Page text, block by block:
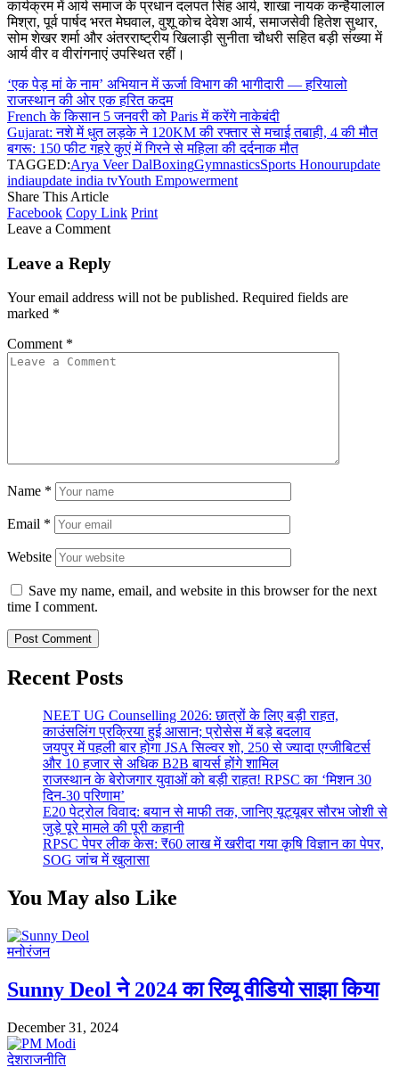
कार्यक्रम में आर्य समाज के प्रधान दलपत सिंह आर्य, शाखा नायक कन्हैयालाल
मिश्रा, पूर्व पार्षद भरत मेघवाल, वुशू कोच देवेश आर्य, समाजसेवी हितेश सुथार,
सोम शेखर शर्मा और अंतरराष्ट्रीय खिलाड़ी सुनीता चौधरी सहित बड़ी संख्या में
आर्य वीर व वीरांगनाएं उपस्थित रहीं।
‘एक पेड़ मां के नाम’ अभियान में ऊर्जा विभाग की भागीदारी — हरियालो
राजस्थान की ओर एक हरित कदम
French के किसान 5 जनवरी को Paris में करेंगे नाकेबंदी
Gujarat: नशे में धुत लड़के ने 120KM की रफ्तार से मचाई तबाही, 4 की मौत
बगरू: 150 फीट गहरे कुएं में गिरने से महिला की दर्दनाक मौत
TAGGED:Arya Veer DalBoxingGymnasticsSports Honourupdate
indiaupdate india tvYouth Empowerment
Share This Article
Facebook Copy Link Print
Leave a Comment
Leave a Reply
Your email address will not be published. Required fields are
marked *
Comment *
Name *
Email *
Website
Save my name, email, and website in this browser for the next
time I comment.
Recent Posts
NEET UG Counselling 2026: छात्रों के लिए बड़ी राहत,
काउंसलिंग प्रक्रिया हुई आसान; प्रोसेस में बड़े बदलाव
जयपुर में पहली बार होगा JSA सिल्वर शो, 250 से ज्यादा एग्जीबिटर्स
और 10 हजार से अधिक B2B बायर्स होंगे शामिल
राजस्थान के बेरोजगार युवाओं को बड़ी राहत! RPSC का ‘मिशन 30
दिन-30 परिणाम’
E20 पेट्रोल विवाद: बयान से माफी तक, जानिए यूट्यूबर सौरभ जोशी से
जुड़े पूरे मामले की पूरी कहानी
RPSC पेपर लीक केस: ₹60 लाख में खरीदा गया कृषि विज्ञान का पेपर,
SOG जांच में खुलासा
You May also Like
मनोरंजन
Sunny Deol ने 2024 का रिव्यू वीडियो साझा किया
December 31, 2024
देशराजनीति